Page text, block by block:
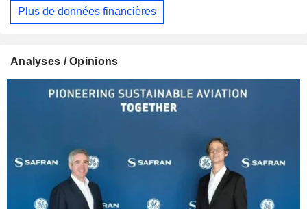
Plus de données financières
Analyses / Opinions